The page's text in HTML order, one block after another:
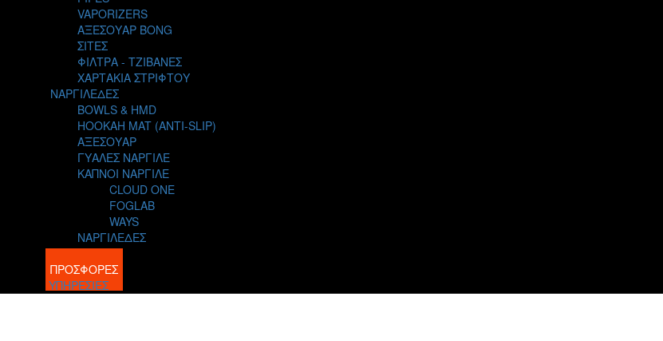
VAPORIZERS
ΑΞΕΣΟΥΑΡ BONG
ΣΙΤΕΣ
ΦΙΛΤΡΑ - ΤΖΙΒΑΝΕΣ
ΧΑΡΤΑΚΙΑ ΣΤΡΙΦΤΟΥ
ΝΑΡΓΙΛΕΔΕΣ
BOWLS & HMD
HOOKAH MAT (ANTI-SLIP)
ΑΞΕΣΟΥΑΡ
ΓΥΑΛΕΣ ΝΑΡΓΙΛΕ
ΚΑΠΝΟΙ ΝΑΡΓΙΛΕ
CLOUD ONE
FOGLAB
WAYS
ΝΑΡΓΙΛΕΔΕΣ
BLOG
ΠΡΟΣΦΟΡΕΣ
ΥΠΗΡΕΣΙΕΣ